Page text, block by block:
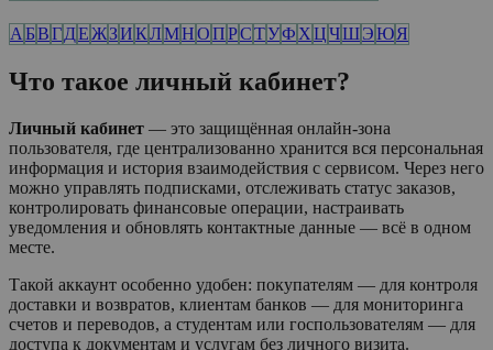
А БВГ ДЕЖЗИКЛМНОПРСТУФ ХЦЧШЭЮЯ
Что такое личный кабинет?
Личный кабинет — это защищённая онлайн-зона
пользователя, где централизованно хранится вся персональная
информация и история взаимодействия с сервисом. Через него
можно управлять подписками, отслеживать статус заказов,
контролировать финансовые операции, настраивать
уведомления и обновлять контактные данные — всё в одном
месте.
Такой аккаунт особенно удобен: покупателям — для контроля
доставки и возвратов, клиентам банков — для мониторинга
счетов и переводов, а студентам или госпользователям — для
доступа к документам и услугам без личного визита.